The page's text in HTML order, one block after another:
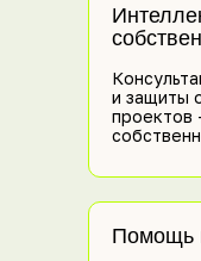
и защиты
проектов
Помощь